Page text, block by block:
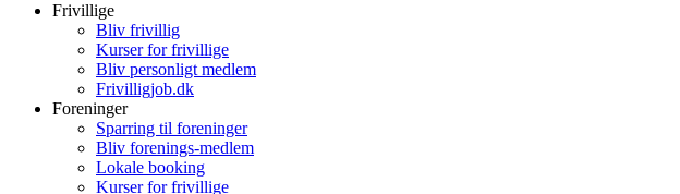
Frivillige
Bliv frivillig
Kurser for frivillige
Bliv personligt medlem
Frivilligjob.dk
Foreninger
Sparring til foreninger
Bliv forenings-medlem
Lokale booking
Kurser for frivillige